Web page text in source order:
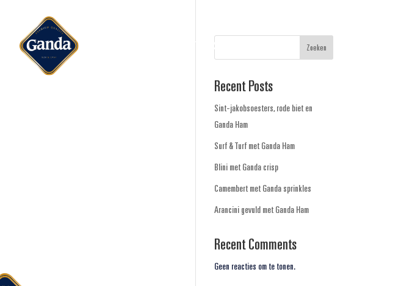
CONTACT SPAARACTIE Zoeken
Recent Posts
Sint-jakobsoesters, rode biet en
Ganda Ham
Surf & Turf met Ganda Ham
Blini met Ganda crisp
Camembert met Ganda sprinkles
Arancini gevuld met Ganda Ham
Recent Comments
Geen reacties om te tonen.